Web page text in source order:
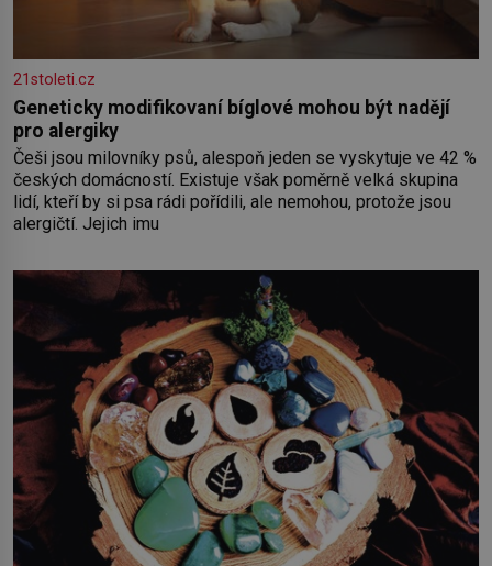
21stoleti.cz
Geneticky modifikovaní bíglové mohou být nadějí
pro alergiky
Češi jsou milovníky psů, alespoň jeden se vyskytuje ve 42 %
českých domácností. Existuje však poměrně velká skupina
lidí, kteří by si psa rádi pořídili, ale nemohou, protože jsou
alergičtí. Jejich imu